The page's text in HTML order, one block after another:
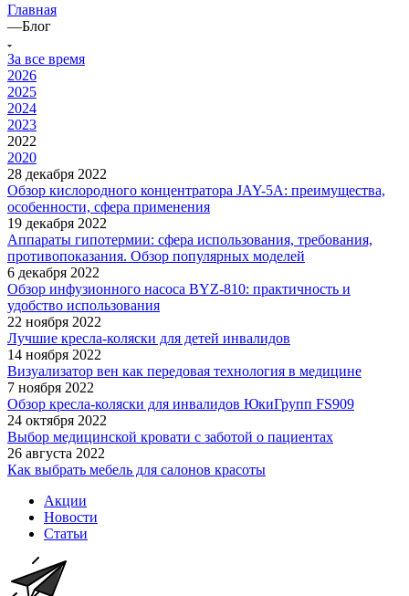
Главная
—Блог
За все время
2026
2025
2024
2023
2022
2020
28 декабря 2022
Обзор кислородного концентратора JAY-5A: преимущества,
особенности, сфера применения
19 декабря 2022
Аппараты гипотермии: сфера использования, требования,
противопоказания. Обзор популярных моделей
6 декабря 2022
Обзор инфузионного насоса BYZ-810: практичность и
удобство использования
22 ноября 2022
Лучшие кресла-коляски для детей инвалидов
14 ноября 2022
Визуализатор вен как передовая технология в медицине
7 ноября 2022
Обзор кресла-коляски для инвалидов ЮкиГрупп FS909
24 октября 2022
Выбор медицинской кровати с заботой о пациентах
26 августа 2022
Как выбрать мебель для салонов красоты
Акции
Новости
Статьи